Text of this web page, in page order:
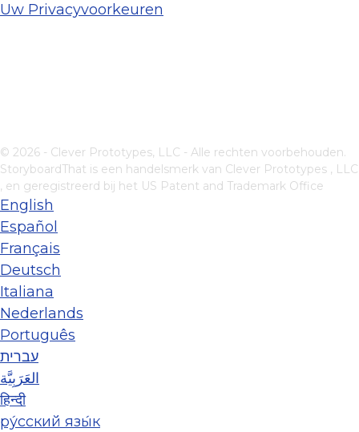
Uw Privacyvoorkeuren
© 2026 - Clever Prototypes, LLC - Alle rechten voorbehouden.
StoryboardThat is een handelsmerk van Clever Prototypes , LLC
, en geregistreerd bij het US Patent and Trademark Office
English
Español
Français
Deutsch
Italiana
Nederlands
Português
עברית
العَرَبِيَّة
हिन्दी
ру́сский язы́к